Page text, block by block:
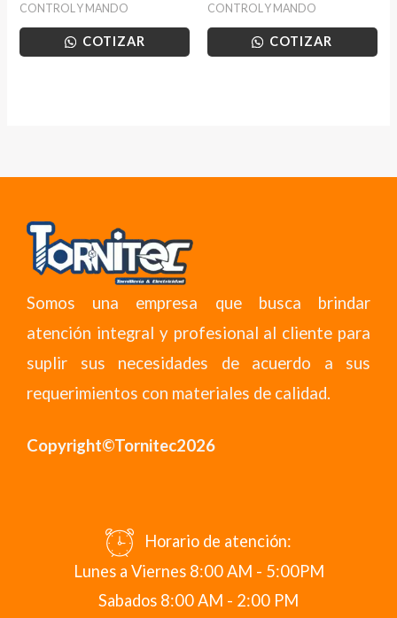
CONTROL Y MANDO
COTIZAR
CONTROL Y MANDO
COTIZAR
Somos una empresa que busca brindar
atención integral y profesional al cliente para
suplir sus necesidades de acuerdo a sus
requerimientos con materiales de calidad.
Copyright©Tornitec2026
Horario de atención:
Lunes a Viernes 8:00 AM - 5:00PM
Sabados 8:00 AM - 2:00 PM